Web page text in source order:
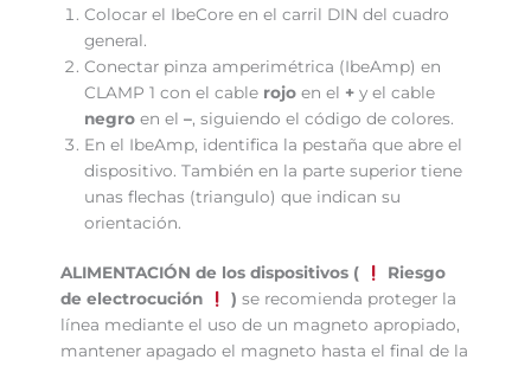
Colocar el IbeCore en el carril DIN del cuadro
general.
Conectar pinza amperimétrica (IbeAmp) en
CLAMP 1 con el cable rojo en el + y el cable
negro en el–, siguiendo el código de colores.
En el IbeAmp, identifica la pestaña que abre el
dispositivo. También en la parte superior tiene
unas flechas (triangulo) que indican su
orientación.
ALIMENTACIÓN de los dispositivos (
Riesgo
de electrocución
) se recomienda proteger la
línea mediante el uso de un magneto apropiado,
mantener apagado el magneto hasta el final de la